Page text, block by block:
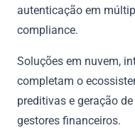
autenticação em
compliance.
Soluções em nuvem,
completam o
preditivas e geração
gestores financeiros.